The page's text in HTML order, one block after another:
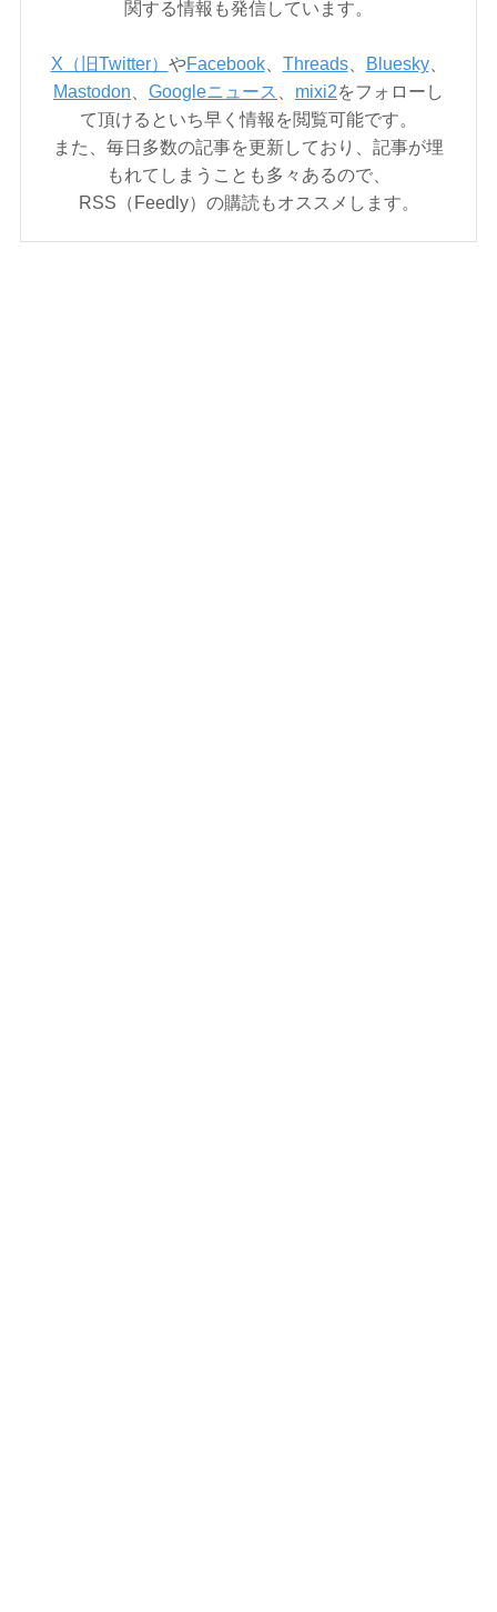
関する情報も発信しています。
X（旧Twitter） やFacebook、 Threads、 Bluesky、
Mastodon
Googleニュース mixi2をフォローし
て頂けるといち早く情報を閲覧可能です。
また、毎日多数の記事を更新しており、記事が埋
もれてしまうことも多々あるので、
RSS（Feedly）の購読もオススメします。